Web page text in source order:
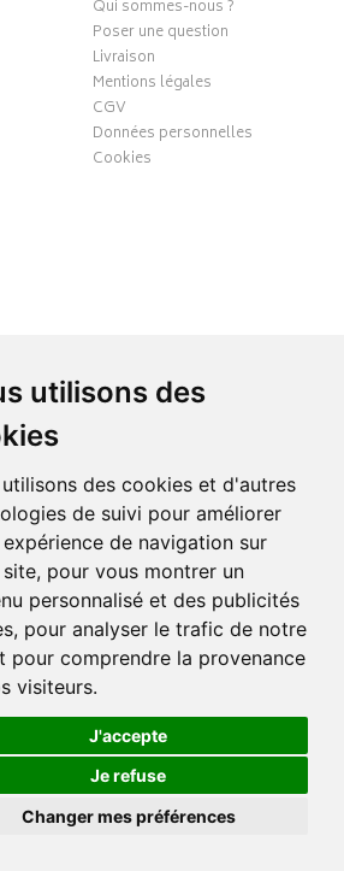
utilisons des
des cookies et d'autres
de suivi pour améliorer
de navigation sur
pour vous montrer un
personnalisé et des publicités
pour analyser le trafic de notre
pour comprendre la provenance
visiteurs.
J'accepte
Je refuse
Changer mes préférences
Qui sommes-nous ?
Poser une question
Livraison
Mentions légales
CGV
Données personnelles
Cookies
MODES DE LIVRAISON
? Découvrez la pharmacie en